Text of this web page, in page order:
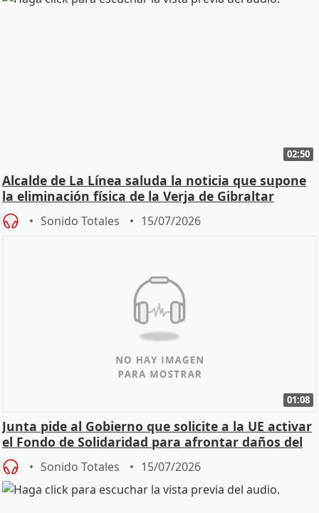
02:50
Alcalde de La Línea saluda la noticia que supone
la eliminación física de la Verja de Gibraltar
Sonido Totales 15/07/2026
01:08
Junta pide al Gobierno que solicite a la UE activar
el Fondo de Solidaridad para afrontar daños del
Sonido Totales 15/07/2026